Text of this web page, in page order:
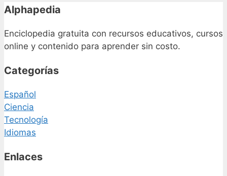
Alphapedia
Enciclopedia gratuita con recursos educativos, cursos
online y contenido para aprender sin costo.
Categorías
Español
Ciencia
Tecnología
Idiomas
Enlaces